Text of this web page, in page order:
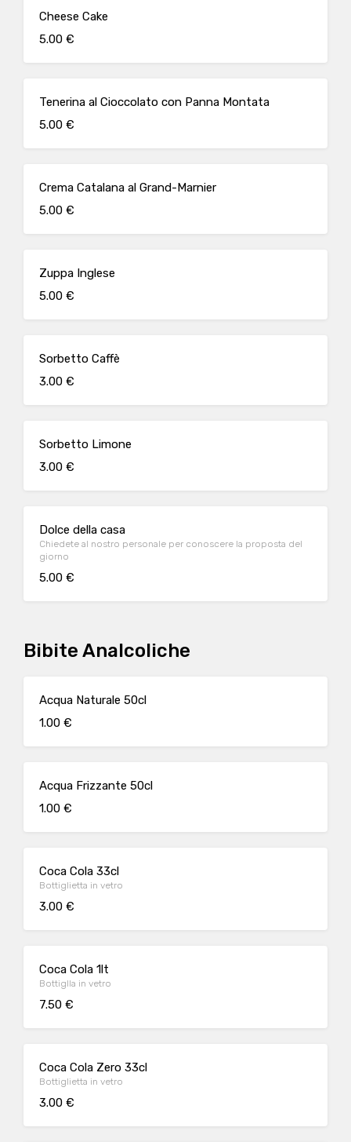
Cheese Cake
5.00 €
Tenerina al Cioccolato con Panna Montata
5.00 €
Crema Catalana al Grand-Marnier
5.00 €
Zuppa Inglese
5.00 €
Sorbetto Caffè
3.00 €
Sorbetto Limone
3.00 €
Dolce della casa
Chiedete al nostro personale per conoscere la proposta del
giorno
5.00 €
Bibite Analcoliche
Acqua Naturale 50cl
1.00 €
Acqua Frizzante 50cl
1.00 €
Coca Cola 33cl
Bottiglietta in vetro
3.00 €
Coca Cola 1lt
Bottiglla in vetro
7.50 €
Coca Cola Zero 33cl
Bottiglietta in vetro
3.00 €